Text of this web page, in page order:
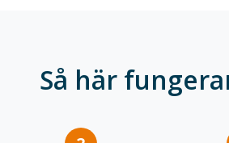
Så här